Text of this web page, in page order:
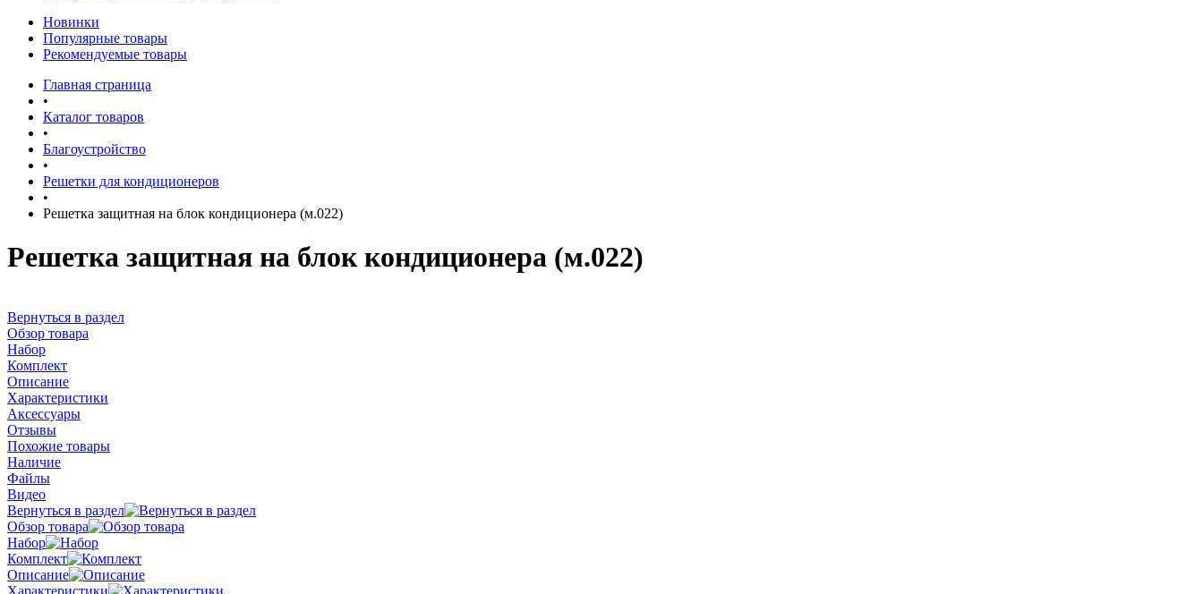
Новинки
Популярные товары
Рекомендуемые товары
Главная страница
•
Каталог товаров
•
Благоустройство
•
Решетки для кондиционеров
•
Решетка защитная на блок кондиционера (м.022)
Решетка защитная на блок кондиционера (м.022)
Вернуться в раздел
Обзор товара
Набор
Комплект
Описание
Характеристики
Аксессуары
Отзывы
Похожие товары
Наличие
Файлы
Видео
Вернуться в раздел
Обзор товара
Набор
Комплект
Описание
Характеристики